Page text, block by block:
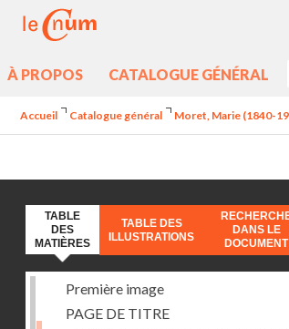
À PROPOS CATALOGUE GÉNÉRAL
Accueil Catalogue général Moret, Marie (1840-
TABLE
DES
MATIÈRES
TABLE DES
ILLUSTRATIONS
DANS LE
DOCUMENT
Première image
PAGE DE TITRE